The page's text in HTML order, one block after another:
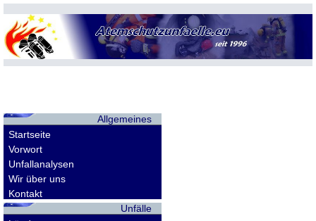
Allgemeines
Startseite
Vorwort
Unfallanalysen
Wir über uns
Kontakt
Unfälle